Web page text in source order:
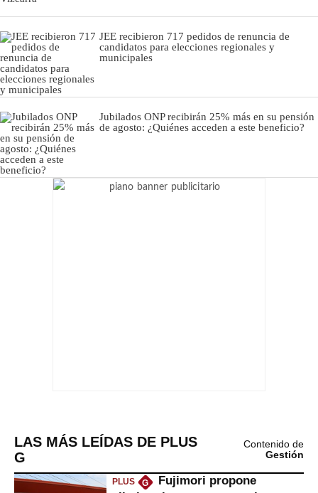
JEE recibieron 717 pedidos de renuncia de
candidatos para elecciones regionales y
municipales
Jubilados ONP recibirán 25% más en su pensión
de agosto: ¿Quiénes acceden a este beneficio?
LAS MÁS LEÍDAS DE PLUS
G
Contenido de
Gestión
PLUS G
Fujimori propone